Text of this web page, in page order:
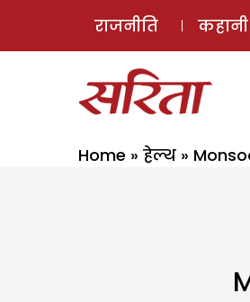
राजनीति कहानी
Home » हेल्थ »